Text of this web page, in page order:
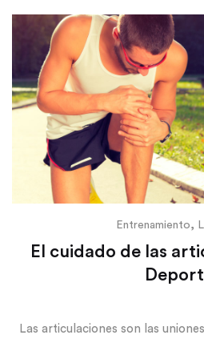
Entrenamiento,
El cuidado de las
Las articulaciones son las